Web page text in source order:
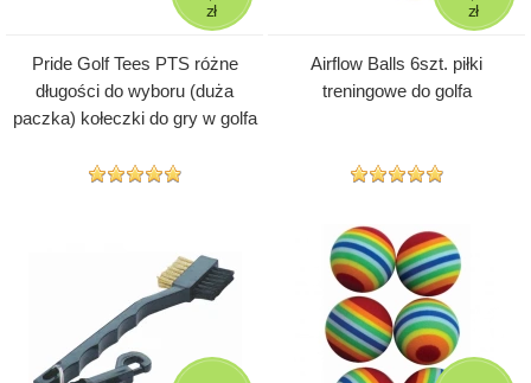
Pride Golf Tees PTS różne
długości do wyboru (duża
paczka) kołeczki do gry w golfa
zł
Airflow Balls 6szt. piłki
treningowe do golfa
zł